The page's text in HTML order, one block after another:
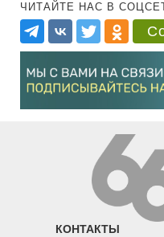
ЧИТАЙТЕ НАС В
КОНТАКТЫ